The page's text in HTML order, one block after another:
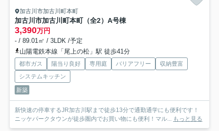
加古川市加古川町本町
加古川市加古川町本町（全2）A号棟
3,390万円
- / 89.01㎡ / 3LDK /予定
山陽電鉄本線「尾上の松」駅 徒歩41分
都市ガス 陽当り良好 専用庭 バリアフリー
収納豊富
システムキッチン
新築
新快速の停車するJR加古川駅まで徒歩13分で通勤通学にも便利です！
ニッケパークタウンが徒歩圏内でお買い物にも便利！マル... もっと見る